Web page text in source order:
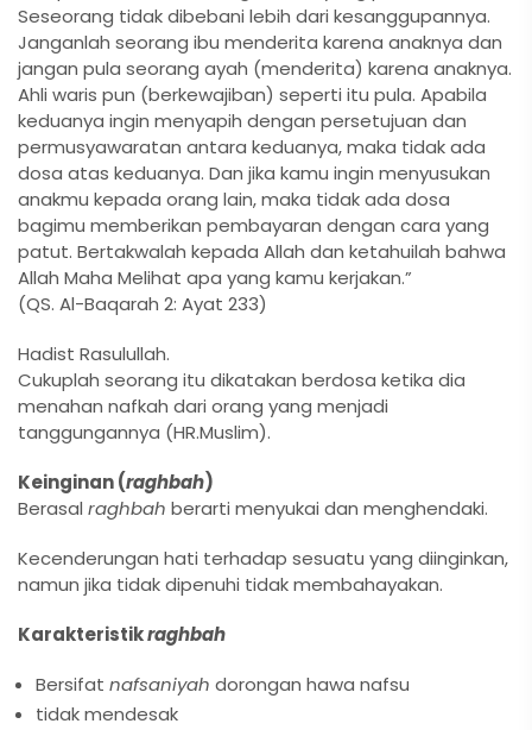
Seseorang tidak dibebani lebih dari kesanggupannya.
Janganlah seorang ibu menderita karena anaknya dan
jangan pula seorang ayah (menderita) karena anaknya.
Ahli waris pun (berkewajiban) seperti itu pula. Apabila
keduanya ingin menyapih dengan persetujuan dan
permusyawaratan antara keduanya, maka tidak ada
dosa atas keduanya. Dan jika kamu ingin menyusukan
anakmu kepada orang lain, maka tidak ada dosa
bagimu memberikan pembayaran dengan cara yang
patut. Bertakwalah kepada Allah dan ketahuilah bahwa
Allah Maha Melihat apa yang kamu kerjakan.”
(QS. Al-Baqarah 2: Ayat 233)
Hadist Rasulullah.
Cukuplah seorang itu dikatakan berdosa ketika dia
menahan nafkah dari orang yang menjadi
tanggungannya (HR.Muslim).
Keinginan (raghbah)
Berasal raghbah berarti menyukai dan menghendaki.
Kecenderungan hati terhadap sesuatu yang diinginkan,
namun jika tidak dipenuhi tidak membahayakan.
Karakteristikraghbah
Bersifat nafsaniyah dorongan hawa nafsu
tidak mendesak